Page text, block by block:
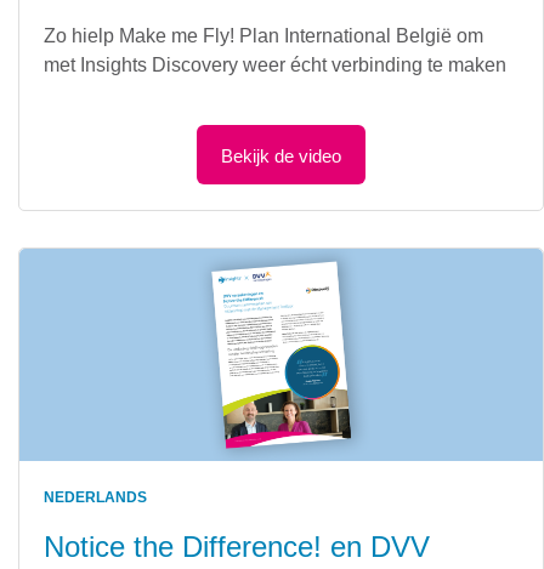
Zo hielp Make me Fly! Plan International België om
met Insights Discovery weer écht verbinding te maken
Bekijk de video
NEDERLANDS
Notice the Difference! en DVV